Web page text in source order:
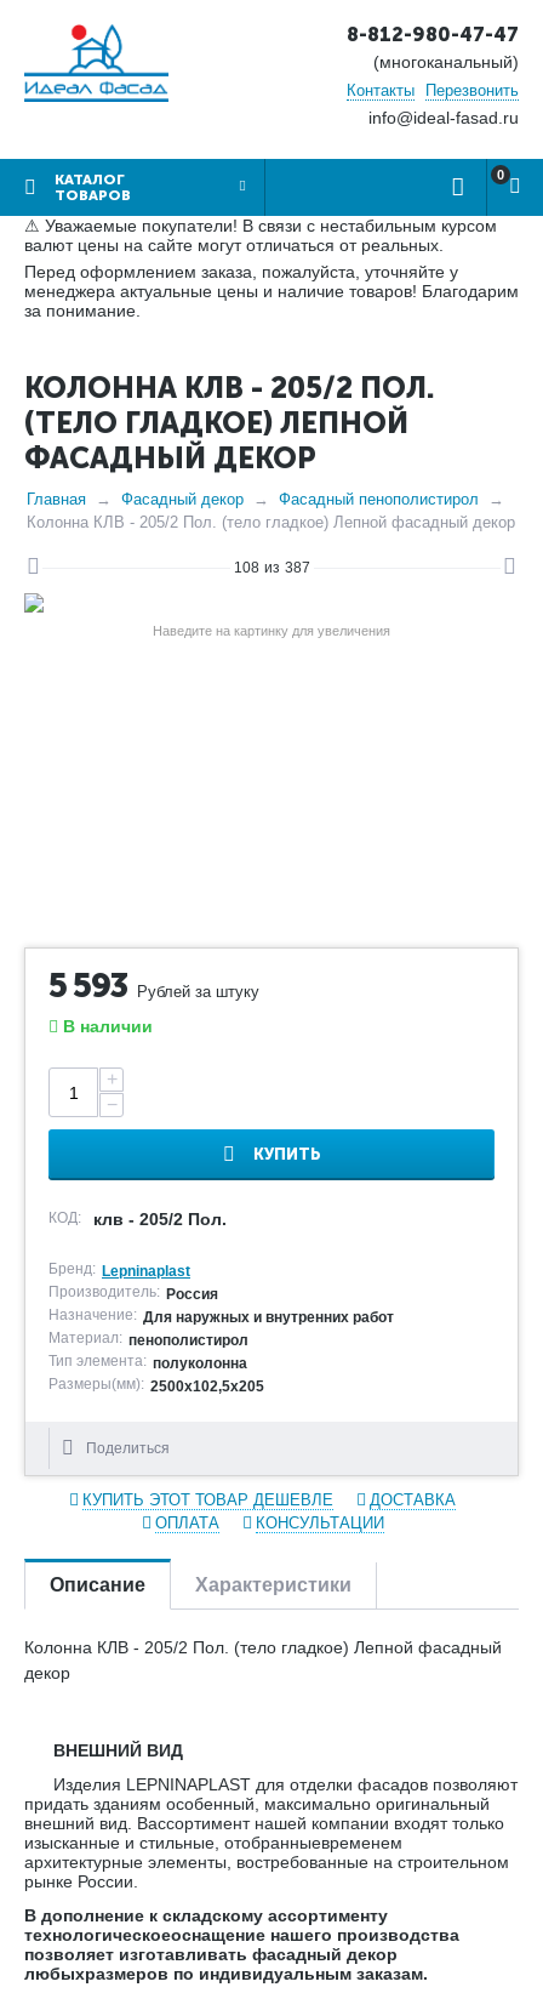
8-812-980-47-47
(многоканальный)
Контакты Перезвонить
info@ideal-fasad.ru
КАТАЛОГ
ТОВАРОВ
0
⚠ Уважаемые покупатели! В связи с нестабильным курсом
валют цены на сайте могут отличаться от реальных.
Перед оформлением заказа, пожалуйста, уточняйте у
менеджера актуальные цены и наличие товаров! Благодарим
за понимание.
КОЛОННА КЛВ - 205/2 ПОЛ.
(ТЕЛО ГЛАДКОЕ) ЛЕПНОЙ
ФАСАДНЫЙ ДЕКОР
Главная Фасадный декор
Фасадный пенополистирол
Колонна КЛВ - 205/2 Пол. (тело гладкое) Лепной фасадный декор
108 из 387
Наведите на картинку для увеличения
5 593 Рублей за штуку
В наличии
+
−
КУПИТЬ
КОД: клв - 205/2 Пол.
Бренд: Lepninaplast
Производитель: Россия
Назначение: Для наружных и внутренних работ
Материал: пенополистирол
Тип элемента: полуколонна
Размеры(мм): 2500х102,5х205
Поделиться
КУПИТЬ ЭТОТ ТОВАР ДЕШЕВЛЕ
ДОСТАВКА
ОПЛАТА
КОНСУЛЬТАЦИИ
Описание Характеристики
Колонна КЛВ - 205/2 Пол. (тело гладкое) Лепной фасадный
декор
ВНЕШНИЙ ВИД
Изделия LEPNINAPLAST для отделки фасадов позволяют
придать зданиям особенный, максимально оригинальный
внешний вид. Вассортимент нашей компании входят только
изысканные и стильные, отобранныевременем
архитектурные элементы, востребованные на строительном
рынке России.
В дополнение к складскому ассортименту
технологическоеоснащение нашего производства
позволяет изготавливать фасадный декор
любыхразмеров по индивидуальным заказам.